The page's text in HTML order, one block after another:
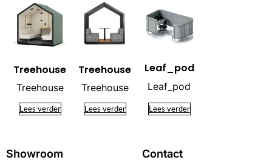
Treehouse
Treehouse
Lees verder
Treehouse
Treehouse
Lees verder
Leaf_pod
Leaf_pod
Lees verder
Showroom Contact